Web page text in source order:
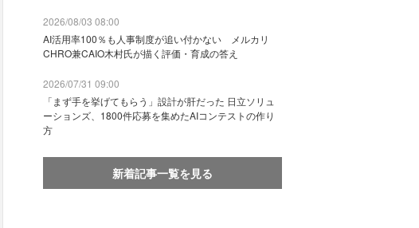
2026/08/03 08:00
AI活用率100％も人事制度が追い付かない メルカリ
CHRO兼CAIO木村氏が描く評価・育成の答え
2026/07/31 09:00
「まず手を挙げてもらう」設計が肝だった 日立ソリュ
ーションズ、1800件応募を集めたAIコンテストの作り
方
新着記事一覧を見る